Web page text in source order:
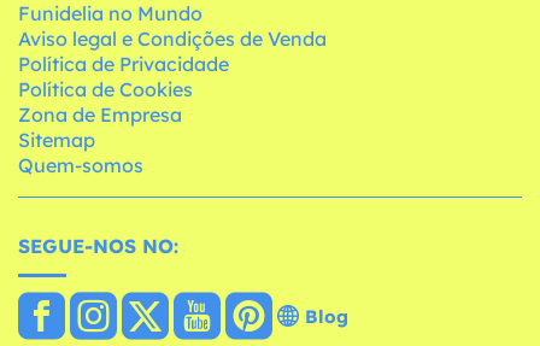
Funidelia no Mundo
Aviso legal e Condições de Venda
Política de Privacidade
Política de Cookies
Zona de Empresa
Sitemap
Quem-somos
SEGUE-NOS NO:
Blog